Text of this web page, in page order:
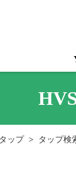
タップ > タップ検